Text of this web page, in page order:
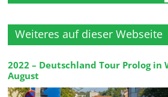
Weiteres auf dieser Webseite
2022 – Deutschland Tour Prolog in
August